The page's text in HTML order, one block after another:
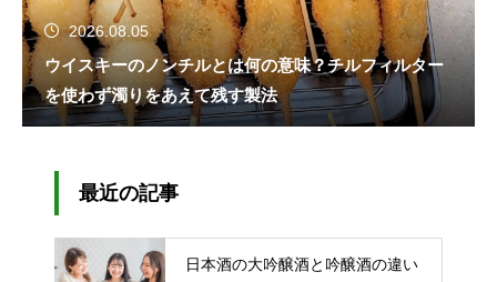
2026.08.05
ウイスキーのノンチルとは何の意味？チルフィルター
を使わず濁りをあえて残す製法
最近の記事
日本酒の大吟醸酒と吟醸酒の違い